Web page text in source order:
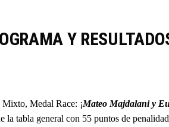
Y
Medal Race: ¡Mateo Majdalani y
la tabla general con 55 puntos de